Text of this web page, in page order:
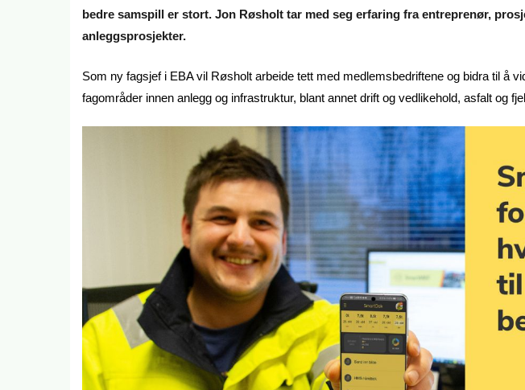
bedre samspill er stort. Jon Røsholt tar med seg erfaring fra entreprenør,
anleggsprosjekter.
Som ny fagsjef i EBA vil Røsholt arbeide tett med medlemsbedriftene og bidra til å
fagområder innen anlegg og infrastruktur, blant annet drift og vedlikehold, asfalt og